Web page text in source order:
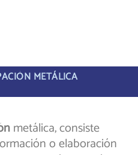
METÁLICA
metálica, consiste
o elaboración